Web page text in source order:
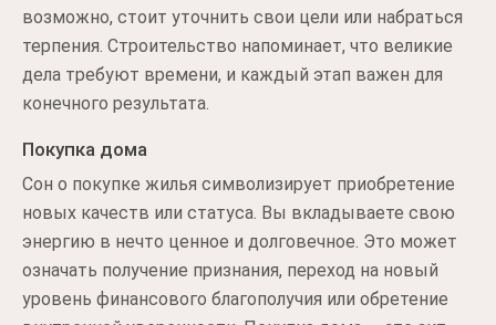
возможно, стоит уточнить свои цели или набраться
терпения. Строительство напоминает, что великие
дела требуют времени, и каждый этап важен для
конечного результата.
Покупка дома
Сон о покупке жилья символизирует приобретение
новых качеств или статуса. Вы вкладываете свою
энергию в нечто ценное и долговечное. Это может
означать получение признания, переход на новый
уровень финансового благополучия или обретение